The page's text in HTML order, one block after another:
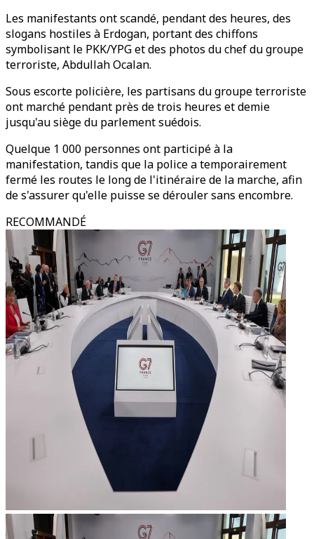
Les manifestants ont scandé, pendant des heures, des
slogans hostiles à Erdogan, portant des chiffons
symbolisant le PKK/YPG et des photos du chef du groupe
terroriste, Abdullah Ocalan.
Sous escorte policière, les partisans du groupe terroriste
ont marché pendant près de trois heures et demie
jusqu'au siège du parlement suédois.
Quelque 1 000 personnes ont participé à la
manifestation, tandis que la police a temporairement
fermé les routes le long de l'itinéraire de la marche, afin
de s'assurer qu'elle puisse se dérouler sans encombre.
RECOMMANDÉ